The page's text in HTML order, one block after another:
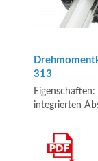
313
integrierten